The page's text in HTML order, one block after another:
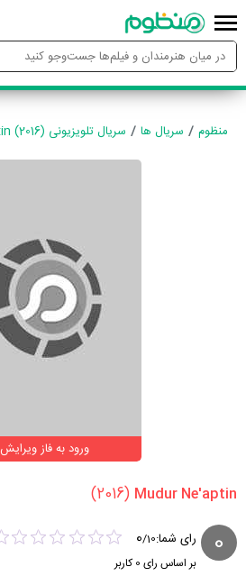
منظوم سریال ها سریال تلویزیونی Mudur Ne'aptin (2016)
ورود به فاز ویرایش
(2016)
0 رای شما: 0/10
بر اساس رای 0کاربر